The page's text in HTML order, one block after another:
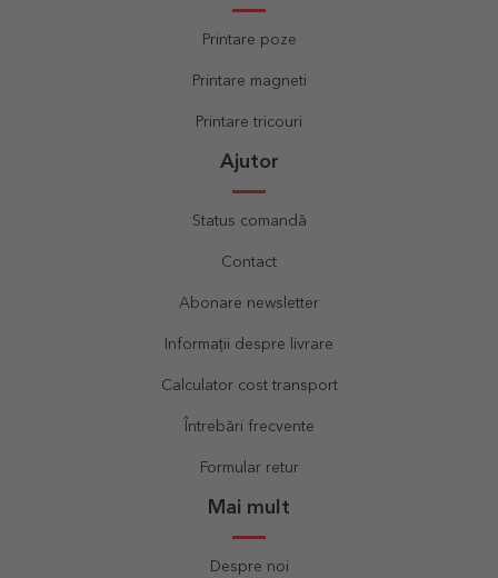
Printare poze
Printare magneti
Printare tricouri
Ajutor
Status comandă
Contact
Abonare newsletter
Informații despre livrare
Calculator cost transport
Întrebări frecvente
Formular retur
Mai mult
Despre noi